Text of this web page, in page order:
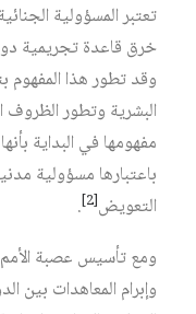
تعتبر المسؤولية
خرق قاعدة تجريمية
وقد تطور هذا المفهوم
البشرية وتطور الظروف
مفهومها في البداية
باعتبارها مسؤولية
التعويض[2]
.
ومع تأسيس عصبة الأمم
وإبرام المعاهدات بين